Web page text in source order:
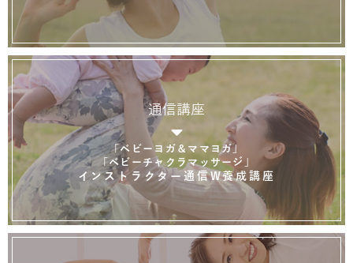
通信講座
「ベビーヨガ＆ママヨガ」
「ベビーチャクラマッサージ」
インストラクター通信W養成講座